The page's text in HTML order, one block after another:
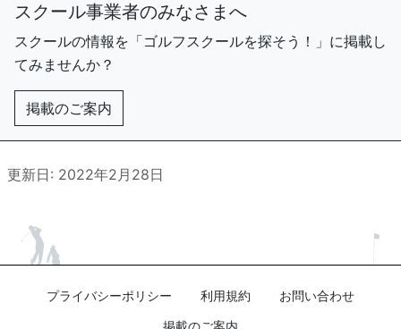
スクール事業者のみなさまへ
スクールの情報を「ゴルフスクールを探そう！」に掲載し
てみませんか？
掲載のご案内
更新日: 2022年2月28日
プライバシーポリシー 利用規約
お問い合わせ
掲載のご案内